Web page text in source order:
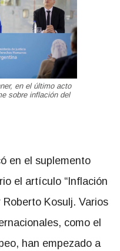
en el último acto
sobre inflación del
en el suplemento
el artículo “Inflación
Kosulj. Varios
como el
han empezado a